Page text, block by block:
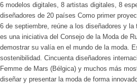
6 modelos digitales, 8 artistas digitales, 8
diseñadores de 20 países Como primer
6 de septiembre, reúne a los diseñadores y
es una iniciativa del Consejo de la Moda de
demostrar su valía en el mundo de la moda.
sostenibilidad. Cincuenta diseñadores
Femme de Mars (Bélgica) y muchos más
diseñar y presentar la moda de forma